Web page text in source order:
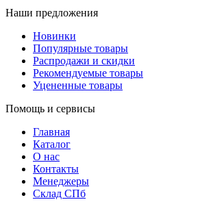
Наши предложения
Новинки
Популярные товары
Распродажи и скидки
Рекомендуемые товары
Уцененные товары
Помощь и сервисы
Главная
Каталог
О нас
Контакты
Менеджеры
Склад СПб